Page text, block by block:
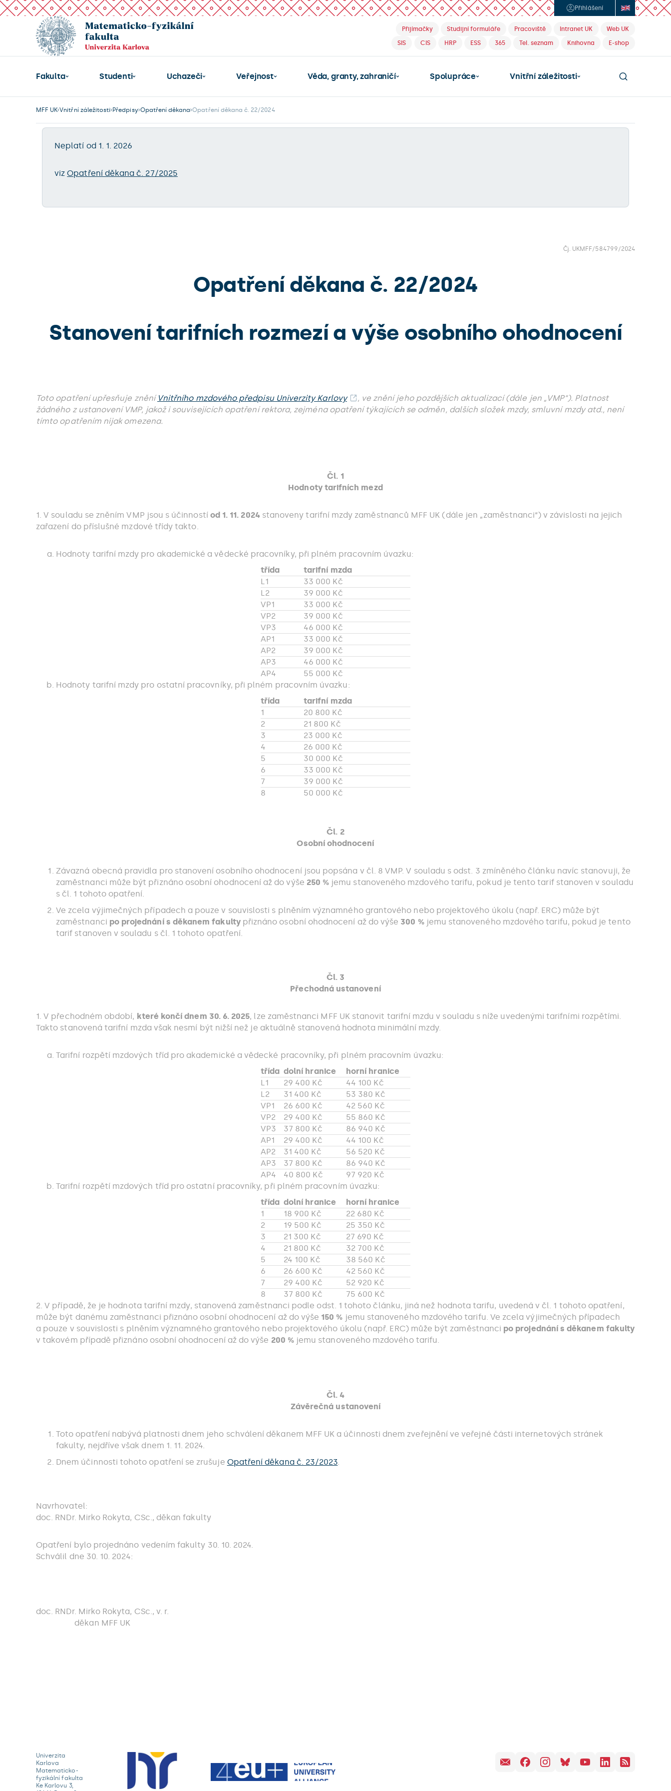
Přihlášení
Přijímačky Studijní formuláře Pracoviště Intranet UK
Web UK
SIS
CIS HRP ESS 365 Tel. seznam Knihovna E-shop
Fakulta Studenti Uchazeči Veřejnost Věda, granty, zahraničí Spolupráce Vnitřní záležitosti
MFF UK Vnitřní záležitosti Předpisy Opatření děkana Opatření děkana č. 22/2024
Neplatí od 1. 1. 2026
vizOpatření děkana č. 27/2025
Čj. UKMFF/584799/2024
Opatření děkana č. 22/2024
Stanovení tarifních rozmezí a výše osobního ohodnocení
Toto opatření upřesňuje znění Vnitřního mzdového předpisu Univerzity Karlovy
, ve znění jeho pozdějších aktualizací (dále jen „VMP“). Platnost
žádného z ustanovení VMP, jakož i souvisejících opatření rektora, zejména opatření týkajících se odměn, dalších složek mzdy, smluvní mzdy atd., není
tímto opatřením nijak omezena.
Čl. 1
Hodnoty tarifních mezd
1. V souladu se zněním VMP jsou s účinností od 1. 11. 2024stanoveny tarifní mzdy zaměstnanců MFF UK (dále jen „zaměstnanci“) v závislosti na jejich
zařazení do příslušné mzdové třídy takto.
Hodnoty tarifní mzdy pro akademické a vědecké pracovníky, při plném pracovním úvazku:
třída
tarifní mzda
L1
33 000 Kč
L2
39 000 Kč
VP1
33 000 Kč
VP2
39 000 Kč
VP3
46 000 Kč
AP1
33 000 Kč
AP2
39 000 Kč
AP3
46 000 Kč
AP4
55 000 Kč
Hodnoty tarifní mzdy pro ostatní pracovníky, při plném pracovním úvazku:
třída
tarifní mzda
1
20 800 Kč
2
21 800 Kč
3
23 000 Kč
4
26 000 Kč
5
30 000 Kč
6
33 000 Kč
7
39 000 Kč
8
50 000 Kč
Čl. 2
Osobní ohodnocení
Závazná obecná pravidla pro stanovení osobního ohodnocení jsou popsána v čl. 8 VMP. V souladu s odst. 3 zmíněného článku navíc stanovuji, že
zaměstnanci může být přiznáno osobní ohodnocení až do výše 250 % jemu stanoveného mzdového tarifu, pokud je tento tarif stanoven v souladu
s čl. 1 tohoto opatření.
Ve zcela výjimečných případech a pouze v souvislosti s plněním významného grantového nebo projektového úkolu (např. ERC) může být
zaměstnanci po projednání s děkanem fakultypřiznáno osobní ohodnocení až do výše 300 %jemu stanoveného mzdového tarifu, pokud je tento
tarif stanoven v souladu s čl. 1 tohoto opatření.
Čl. 3
Přechodná ustanovení
1. V přechodném období, které končí dnem 30. 6. 2025, lze zaměstnanci MFF UK stanovit tarifní mzdu v souladu s níže uvedenými tarifními rozpětími.
Takto stanovená tarifní mzda však nesmí být nižší než je aktuálně stanovená hodnota minimální mzdy.
Tarifní rozpětí mzdových tříd pro akademické a vědecké pracovníky, při plném pracovním úvazku:
třída dolní hranice
horní hranice
L1
29 400 Kč
44 100 Kč
L2
31 400 Kč
53 380 Kč
VP1
26 600 Kč
42 560 Kč
VP2
29 400 Kč
55 860 Kč
VP3
37 800 Kč
86 940 Kč
AP1
29 400 Kč
44 100 Kč
AP2
31 400 Kč
56 520 Kč
AP3
37 800 Kč
86 940 Kč
AP4
40 800 Kč
97 920 Kč
Tarifní rozpětí mzdových tříd pro ostatní pracovníky, při plném pracovním úvazku:
třída dolní hranice
horní hranice
1
18 900 Kč
22 680 Kč
2
19 500 Kč
25 350 Kč
3
21 300 Kč
27 690 Kč
4
21 800 Kč
32 700 Kč
5
24 100 Kč
38 560 Kč
6
26 600 Kč
42 560 Kč
7
29 400 Kč
52 920 Kč
8
37 800 Kč
75 600 Kč
2. V případě, že je hodnota tarifní mzdy, stanovená zaměstnanci podle odst. 1 tohoto článku, jiná než hodnota tarifu, uvedená v čl. 1 tohoto opatření,
může být danému zaměstnanci přiznáno osobní ohodnocení až do výše 150 % jemu stanoveného mzdového tarifu. Ve zcela výjimečných případech
a pouze v souvislosti s plněním významného grantového nebo projektového úkolu (např. ERC) může být zaměstnanci po projednání s děkanem fakulty
v takovém případě přiznáno osobní ohodnocení až do výše 200 %jemu stanoveného mzdového tarifu.
Čl. 4
Závěrečná ustanovení
Toto opatření nabývá platnosti dnem jeho schválení děkanem MFF UK a účinnosti dnem zveřejnění ve veřejné části internetových stránek
fakulty, nejdříve však dnem 1. 11. 2024.
Dnem účinnosti tohoto opatření se zrušuje Opatření děkana č. 23/2023.
Navrhovatel:
doc. RNDr. Mirko Rokyta, CSc., děkan fakulty
Opatření bylo projednáno vedením fakulty 30. 10. 2024.
Schválil dne 30. 10. 2024:
doc. RNDr. Mirko Rokyta, CSc., v. r.
děkan MFF UK
Univerzita
Karlova
Matematicko-
fyzikální fakulta
Ke Karlovu 3,